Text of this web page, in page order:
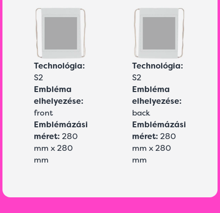
Technológia:
S2
Embléma
elhelyezése:
front
Emblémázási
méret: 280
mm x 280
mm
Technológia:
S2
Embléma
elhelyezése:
back
Emblémázási
méret: 280
mm x 280
mm